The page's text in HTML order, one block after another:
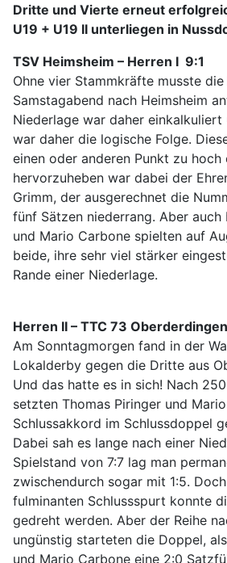
Dritte und Vierte erneut
U19 + U19 II unterliegen in
TSV Heimsheim – Herren I 9:1
Ohne vier Stammkräfte musste
Samstagabend nach Heimsheim
Niederlage war daher einkalkuliert
war daher die logische Folge.
einen oder anderen Punkt zu hoch
hervorzuheben war dabei der
Grimm, der ausgerechnet die
fünf Sätzen niederrang. Aber auch
und Mario Carbone spielten auf
beide, ihre sehr viel stärker
Rande einer Niederlage.
Herren II – TTC 73
Am Sonntagmorgen fand in der
Lokalderby gegen die Dritte aus
Und das hatte es in sich! Nach
setzten Thomas Piringer und
Schlussakkord im Schlussdoppel
Dabei sah es lange nach einer
Spielstand von 7:7 lag man
zwischendurch sogar mit 1:5.
fulminanten Schlussspurt konnte
gedreht werden. Aber der Reihe
ungünstig starteten die Doppel,
und Mario Carbone eine 2:0